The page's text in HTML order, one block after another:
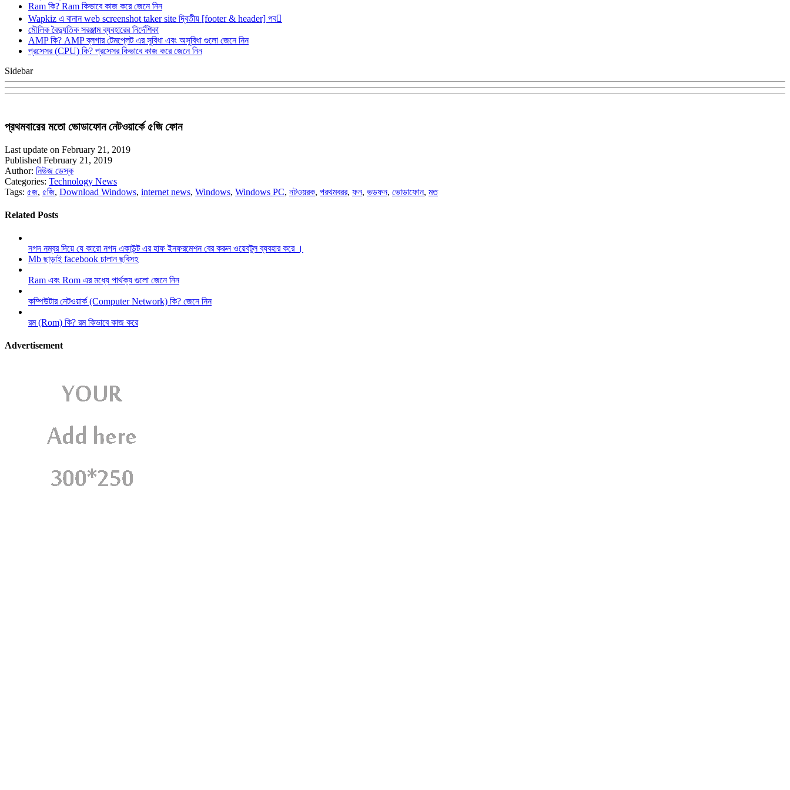
Ram কি? Ram কিভাবে কাজ করে জেনে নিন
Wapkiz এ বানান web screenshot taker site দ্বিতীয় [footer & header] পব
মৌলিক বৈদ্যুতিক সরঞ্জাম ব্যবহারের নির্দেশিকা
AMP কি? AMP ব্লগার টেমপ্লেট এর সুবিধা এবং অসুবিধা গুলো জেনে নিন
প্রসেসর (CPU) কি? প্রসেসর কিভাবে কাজ করে জেনে নিন
Sidebar
প্রথমবারের মতো ভোডাফোন নেটওয়ার্কে ৫জি ফোন
Last update on February 21, 2019
Published February 21, 2019
Author: নিউজ ডেস্ক
Categories: Technology News
Tags: ৫জ, ৫জি, Download Windows, internet news, Windows, Windows PC, নটওয়রক, পরথমবরর, ফন, ভডফন, ভোডাফোন, মত
Related Posts
নগদ নম্বর দিয়ে যে কারো নগদ একাউন্ট এর হাফ ইনফরমেশন বের করুন ওয়েবটুল ব্যবহার করে ।
Mb ছাড়াই facebook চালান ছবিসহ
Ram এবং Rom এর মধ্যে পার্থক্য গুলো জেনে নিন
কম্পিউটার নেটওয়ার্ক (Computer Network) কি? জেনে নিন
রম (Rom) কি? রম কিভাবে কাজ করে
Advertisement